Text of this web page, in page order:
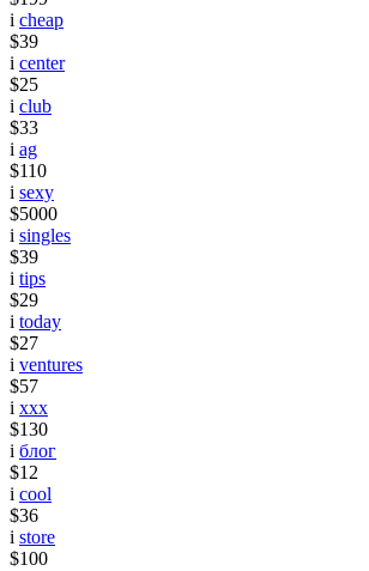
i cheap
$39
i center
$25
i club
$33
i ag
$110
i sexy
$5000
i singles
$39
i tips
$29
i today
$27
i ventures
$57
i xxx
$130
i блог
$12
i cool
$36
i store
$100